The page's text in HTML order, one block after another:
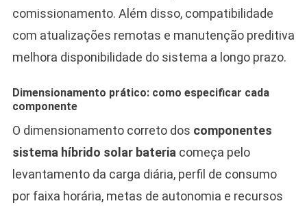
comissionamento. Além disso, compatibilidade
com atualizações remotas e manutenção preditiva
melhora disponibilidade do sistema a longo prazo.
Dimensionamento prático: como especificar cada
componente
O dimensionamento correto dos componentes
sistema híbrido solar bateriacomeça pelo
levantamento da carga diária, perfil de consumo
por faixa horária, metas de autonomia e recursos